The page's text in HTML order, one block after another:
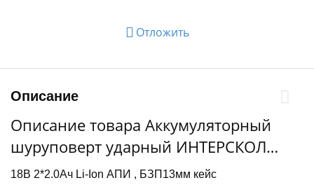
Отложить
Описание
Описание товара Аккумуляторный
шуруповерт ударный ИНТЕРСКОЛ
ДАУ-13/18ВК 45, 2х2.0Ач Li-Ion, кейс
18В 2*2.0Ач Li-Ion АПИ , БЗП13мм кейс